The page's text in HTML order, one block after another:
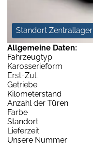
Standort Zentrallager
Allgemeine Daten:
Fahrzeugtyp
Karosserieform
Erst-Zul.
Getriebe
Kilometerstand
Anzahl der Türen
Farbe
Standort
Lieferzeit
Unsere Nummer